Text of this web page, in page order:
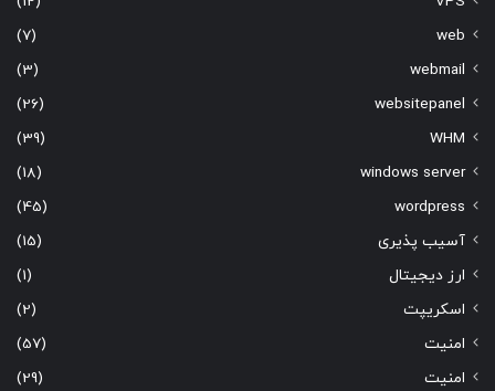
web
(7)
webmail
(3)
websitepanel
(26)
WHM
(39)
windows server
(18)
wordpress
(45)
آسیب پذیری
(15)
ارز دیجیتال
(1)
اسکریپت
(2)
امنیت
(57)
امنیت
(29)